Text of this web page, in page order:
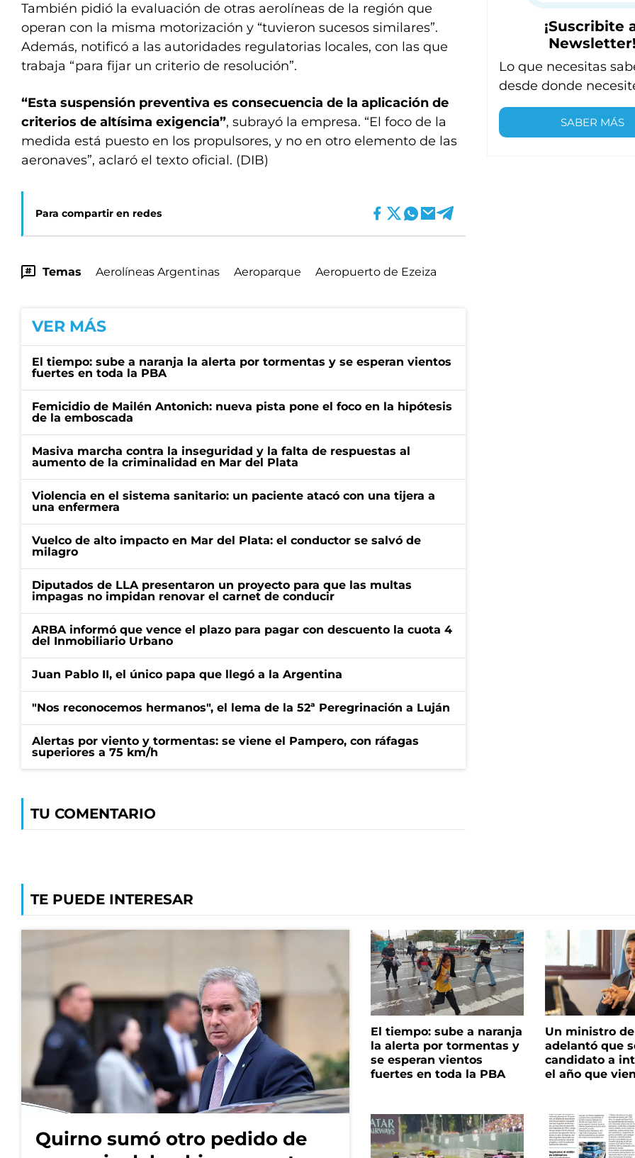
También pidió la evaluación de otras aerolíneas de la región que
operan con la misma motorización y “tuvieron sucesos similares”.
Además, notificó a las autoridades regulatorias locales, con las que
trabaja “para fijar un criterio de resolución”.
“Esta suspensión preventiva es consecuencia de la aplicación de
criterios de altísima exigencia”, subrayó la empresa. “El foco de la
medida está puesto en los propulsores, y no en otro elemento de las
aeronaves”, aclaró el texto oficial. (DIB)
Para compartir en redes
Temas Aerolíneas Argentinas Aeroparque Aeropuerto de Ezeiza
VER MÁS
El tiempo: sube a naranja la alerta por tormentas y se esperan vientos
fuertes en toda la PBA
Femicidio de Mailén Antonich: nueva pista pone el foco en la hipótesis
de la emboscada
Masiva marcha contra la inseguridad y la falta de respuestas al
aumento de la criminalidad en Mar del Plata
Violencia en el sistema sanitario: un paciente atacó con una tijera a
una enfermera
Vuelco de alto impacto en Mar del Plata: el conductor se salvó de
milagro
Diputados de LLA presentaron un proyecto para que las multas
impagas no impidan renovar el carnet de conducir
ARBA informó que vence el plazo para pagar con descuento la cuota 4
del Inmobiliario Urbano
Juan Pablo II, el único papa que llegó a la Argentina
"Nos reconocemos hermanos", el lema de la 52ª Peregrinación a Luján
Alertas por viento y tormentas: se viene el Pampero, con ráfagas
superiores a 75 km/h
TU COMENTARIO
¡Suscribite
Newsletter!
Lo que necesitas
desde donde
SABER MÁS
TE PUEDE INTERESAR
Quirno sumó otro pedido de
El tiempo: sube a naranja
la alerta por tormentas y
se esperan vientos
fuertes en toda la PBA
Un ministro
adelantó que
candidato a
el año que